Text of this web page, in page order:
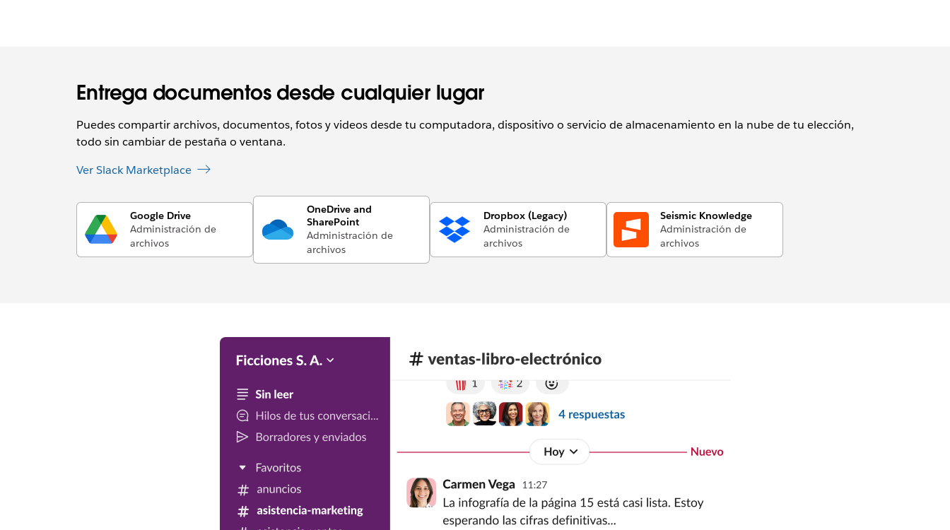
Entrega documentos desde cualquier lugar
Puedes compartir archivos, documentos, fotos y videos desde tu computadora, dispositivo o servicio de almacenamiento en la nube de tu elección,
todo sin cambiar de pestaña o ventana.
Ver Slack Marketplace
Google Drive
Administración de
archivos
OneDrive and
SharePoint
Administración de
archivos
Dropbox (Legacy)
Administración de
archivos
Seismic Knowledge
Administración de
archivos